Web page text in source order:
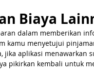
Biaya
dalam memberikan
kamu menyetujui
aplikasi menawarkan
pikirkan kembali untuk